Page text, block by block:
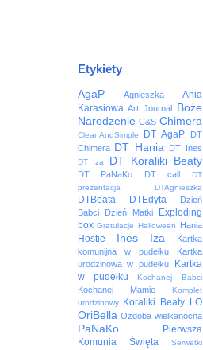
Etykiety
AgaP Agnieszka
Ania
Karasiowa Art Journal
Boże
Narodzenie C&S Chimera
CleanAndSimple DT AgaP
DT
Chimera DT Hania DT Ines
DT Iza DT Koraliki Beaty
DT PaNaKo DT call
DT
prezentacja
DTAgnieszka
DTBeata DTEdyta
Dzień
Babci
Dzień Matki
Exploding
box Gratulacje Halloween Hania
Hostie Ines Iza
Kartka
komunijna w pudełku
Kartka
urodzinowa w pudełku
Kartka
w pudełku
Kochanej Babci
Kochanej Mamie
Komplet
urodzinowy
Koraliki Beaty LO
OriBella Ozdoba wielkanocna
PaNaKo
Pierwsza
Komunia Święta
Serwetki